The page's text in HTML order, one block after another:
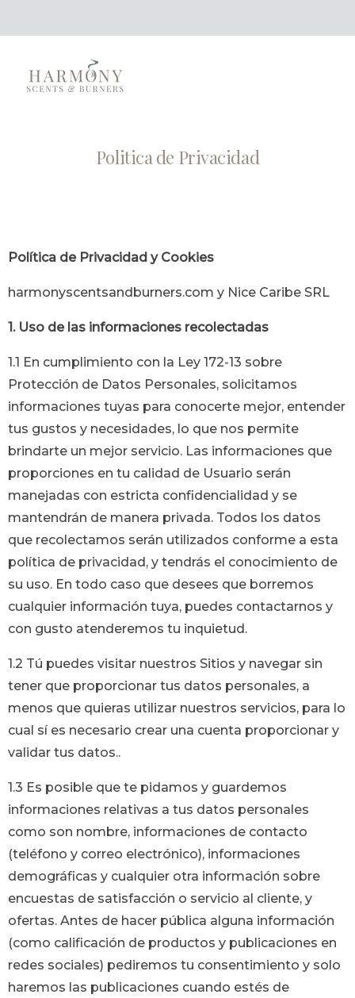
Politica de Privacidad
Política de Privacidad y Cookies
harmonyscentsandburners.com y Nice Caribe SRL
1. Uso de las informaciones recolectadas
1.1 En cumplimiento con la Ley 172-13 sobre
Protección de Datos Personales, solicitamos
informaciones tuyas para conocerte mejor, entender
tus gustos y necesidades, lo que nos permite
brindarte un mejor servicio. Las informaciones que
proporciones en tu calidad de Usuario serán
manejadas con estricta confidencialidad y se
mantendrán de manera privada. Todos los datos
que recolectamos serán utilizados conforme a esta
política de privacidad, y tendrás el conocimiento de
su uso. En todo caso que desees que borremos
cualquier información tuya, puedes contactarnos y
con gusto atenderemos tu inquietud.
1.2 Tú puedes visitar nuestros Sitios y navegar sin
tener que proporcionar tus datos personales, a
menos que quieras utilizar nuestros servicios, para lo
cual sí es necesario crear una cuenta proporcionar y
validar tus datos..
1.3 Es posible que te pidamos y guardemos
informaciones relativas a tus datos personales
como son nombre, informaciones de contacto
(teléfono y correo electrónico), informaciones
demográficas y cualquier otra información sobre
encuestas de satisfacción o servicio al cliente, y
ofertas. Antes de hacer pública alguna información
(como calificación de productos y publicaciones en
redes sociales) pediremos tu consentimiento y solo
haremos las publicaciones cuando estés de